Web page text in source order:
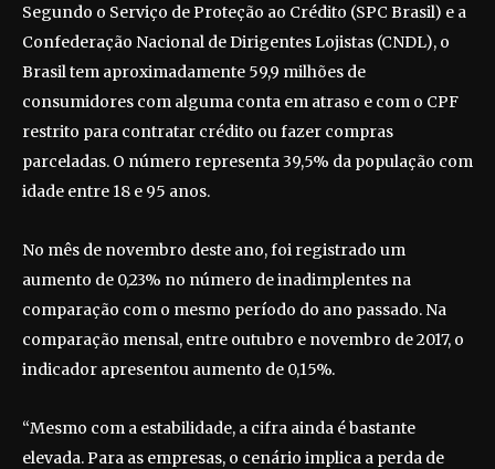
Segundo o Serviço de Proteção ao Crédito (SPC Brasil) e a
Confederação Nacional de Dirigentes Lojistas (CNDL), o
Brasil tem aproximadamente 59,9 milhões de
consumidores com alguma conta em atraso e com o CPF
restrito para contratar crédito ou fazer compras
parceladas. O número representa 39,5% da população com
idade entre 18 e 95 anos.
No mês de novembro deste ano, foi registrado um
aumento de 0,23% no número de inadimplentes na
comparação com o mesmo período do ano passado. Na
comparação mensal, entre outubro e novembro de 2017, o
indicador apresentou aumento de 0,15%.
“Mesmo com a estabilidade, a cifra ainda é bastante
elevada. Para as empresas, o cenário implica a perda de